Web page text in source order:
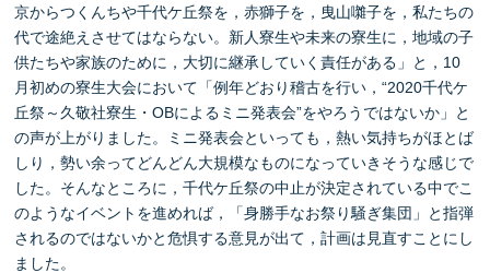
京からつくんちや千代ケ丘祭を，赤獅子を，曳山囃子を，私たちの
代で途絶えさせてはならない。新人寮生や未来の寮生に，地域の子
供たちや家族のために，大切に継承していく責任がある」と，10
月初めの寮生大会において「例年どおり稽古を行い，“2020千代ケ
丘祭～久敬社寮生・OBによるミニ発表会”をやろうではないか」と
の声が上がりました。ミニ発表会といっても，熱い気持ちがほとば
しり，勢い余ってどんどん大規模なものになっていきそうな感じで
した。そんなところに，千代ケ丘祭の中止が決定されている中でこ
のようなイベントを進めれば，「身勝手なお祭り騒ぎ集団」と指弾
されるのではないかと危惧する意見が出て，計画は見直すことにし
ました。